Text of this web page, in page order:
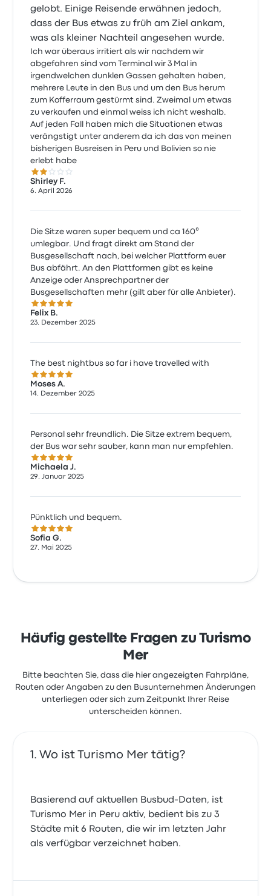
gelobt. Einige Reisende erwähnen jedoch,
dass der Bus etwas zu früh am Ziel ankam,
was als kleiner Nachteil angesehen wurde.
Ich war überaus irritiert als wir nachdem wir
abgefahren sind vom Terminal wir 3 Mal in
irgendwelchen dunklen Gassen gehalten haben,
mehrere Leute in den Bus und um den Bus herum
zum Kofferraum gestürmt sind. Zweimal um etwas
zu verkaufen und einmal weiss ich nicht weshalb.
Auf jeden Fall haben mich die Situationen etwas
verängstigt unter anderem da ich das von meinen
bisherigen Busreisen in Peru und Bolivien so nie
erlebt habe
2.0 von 5 Sternen
Shirley F.
6. April 2026
Die Sitze waren super bequem und ca 160°
umlegbar. Und fragt direkt am Stand der
Busgesellschaft nach, bei welcher Plattform euer
Bus abfährt. An den Plattformen gibt es keine
Anzeige oder Ansprechpartner der
Busgesellschaften mehr (gilt aber für alle Anbieter).
5.0 von 5 Sternen
Felix B.
23. Dezember 2025
The best nightbus so far i have travelled with
5.0 von 5 Sternen
Moses A.
14. Dezember 2025
Personal sehr freundlich. Die Sitze extrem bequem,
der Bus war sehr sauber, kann man nur empfehlen.
5.0 von 5 Sternen
Michaela J.
29. Januar 2025
Pünktlich und bequem.
5.0 von 5 Sternen
Sofia G.
27. Mai 2025
Häufig gestellte Fragen zu Turismo
Mer
Bitte beachten Sie, dass die hier angezeigten Fahrpläne,
Routen oder Angaben zu den Busunternehmen Änderungen
unterliegen oder sich zum Zeitpunkt Ihrer Reise
unterscheiden können.
Wo ist Turismo Mer tätig?
Basierend auf aktuellen Busbud-Daten, ist
Turismo Mer in Peru aktiv, bedient bis zu 3
Städte mit 6 Routen, die wir im letzten Jahr
als verfügbar verzeichnet haben.